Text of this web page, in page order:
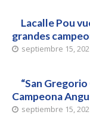
Lacalle Pou
grandes
septiembre 15,
“San
Campeona
septiembre 15,